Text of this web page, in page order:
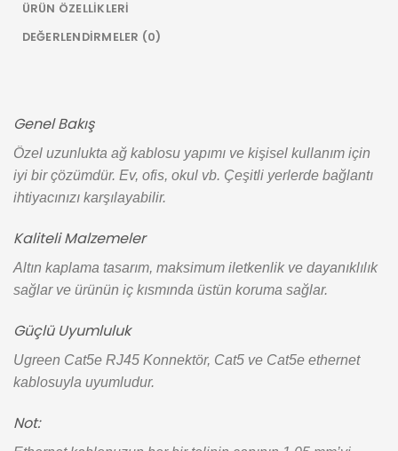
ÜRÜN ÖZELLIKLERI
DEĞERLENDIRMELER (0)
Genel Bakış
Özel uzunlukta ağ kablosu yapımı ve kişisel kullanım için
iyi bir çözümdür. Ev, ofis, okul vb. Çeşitli yerlerde bağlantı
ihtiyacınızı karşılayabilir.
Kaliteli Malzemeler
Altın kaplama tasarım, maksimum iletkenlik ve dayanıklılık
sağlar ve ürünün iç kısmında üstün koruma sağlar.
Güçlü Uyumluluk
Ugreen Cat5e RJ45 Konnektör, Cat5 ve Cat5e ethernet
kablosuyla uyumludur.
Not: